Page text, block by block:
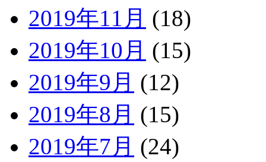
2019年11月 (18)
2019年10月 (15)
2019年9月 (12)
2019年8月 (15)
2019年7月 (24)